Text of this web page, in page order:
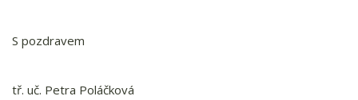
S pozdravem
tř. uč. Petra Poláčková